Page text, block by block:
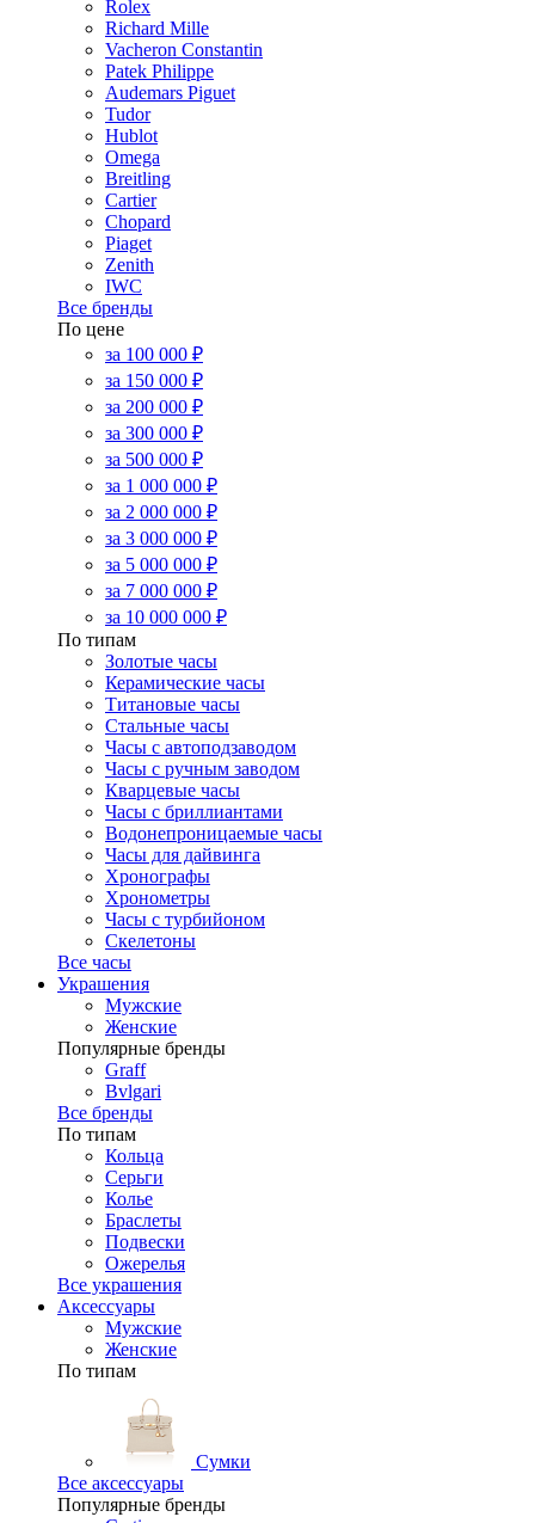
Rolex
Richard Mille
Vacheron Constantin
Patek Philippe
Audemars Piguet
Tudor
Hublot
Omega
Breitling
Cartier
Chopard
Piaget
Zenith
IWC
Все бренды
По цене
за 100 000 ₽
за 150 000 ₽
за 200 000 ₽
за 300 000 ₽
за 500 000 ₽
за 1 000 000 ₽
за 2 000 000 ₽
за 3 000 000 ₽
за 5 000 000 ₽
за 7 000 000 ₽
за 10 000 000 ₽
По типам
Золотые часы
Керамические часы
Титановые часы
Стальные часы
Часы с автоподзаводом
Часы с ручным заводом
Кварцевые часы
Часы с бриллиантами
Водонепроницаемые часы
Часы для дайвинга
Хронографы
Хронометры
Часы с турбийоном
Скелетоны
Все часы
Украшения
Мужские
Женские
Популярные бренды
Graff
Bvlgari
Все бренды
По типам
Кольца
Серьги
Колье
Браслеты
Подвески
Ожерелья
Все украшения
Аксессуары
Мужские
Женские
По типам
Сумки
Все аксессуары
Популярные бренды